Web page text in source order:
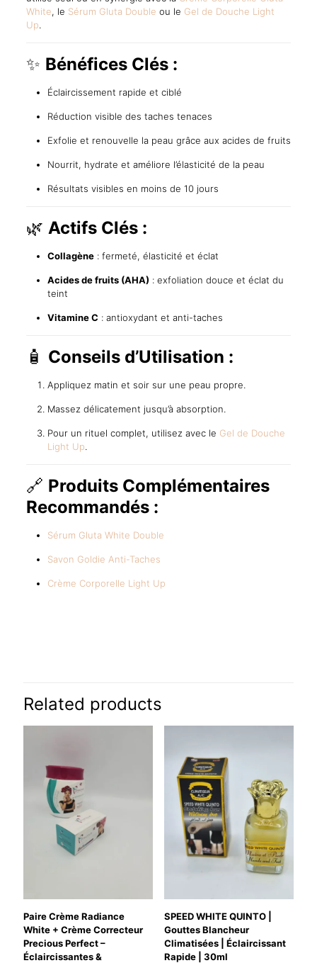
White, le Sérum Gluta Double ou le Gel de Douche Light
Up.
✨ Bénéfices Clés :
Éclaircissement rapide et ciblé
Réduction visible des taches tenaces
Exfolie et renouvelle la peau grâce aux acides de fruits
Nourrit, hydrate et améliore l’élasticité de la peau
Résultats visibles en moins de 10 jours
🌿 Actifs Clés :
Collagène: fermeté, élasticité et éclat
Acides de fruits (AHA) : exfoliation douce et éclat du
teint
Vitamine C : antioxydant et anti-taches
🧴 Conseils d’Utilisation :
Appliquez matin et soir sur une peau propre.
Massez délicatement jusqu’à absorption.
Pour un rituel complet, utilisez avec le Gel de Douche
Light Up.
🔗 Produits Complémentaires
Recommandés :
Sérum Gluta White Double
Savon Goldie Anti-Taches
Crème Corporelle Light Up
White Concentré | Super Éclaircissante
Ultra Forte”
Your rating*
Related products
Paire Crème Radiance
White + Crème Correcteur
Precious Perfect –
Éclaircissantes &
SPEED WHITE QUINTO |
Gouttes Blancheur
Climatisées | Éclaircissant
Rapide | 30ml